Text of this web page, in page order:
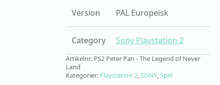
Version PAL Europeisk
Category Sony Playstation 2
Artikelnr: PS2 Peter Pan - The Legend of Never
Land
Kategorier: Playstation 2,SONY,Spel